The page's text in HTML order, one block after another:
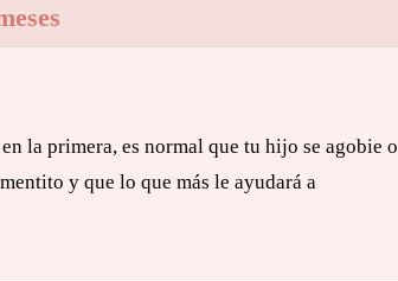
la primera, es normal que tu hijo se agobie o
y que lo que más le ayudará a